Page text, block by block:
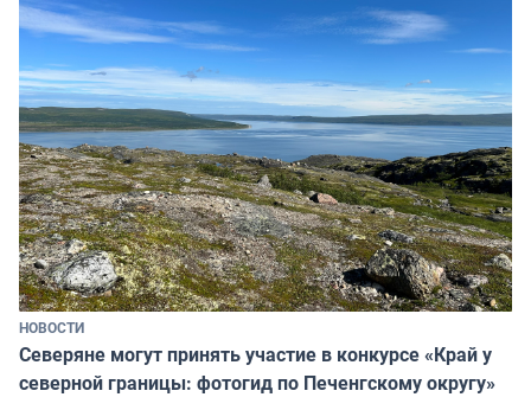
НОВОСТИ
Северяне могут принять участие в конкурсе «Край у
северной границы: фотогид по Печенгскому округу»